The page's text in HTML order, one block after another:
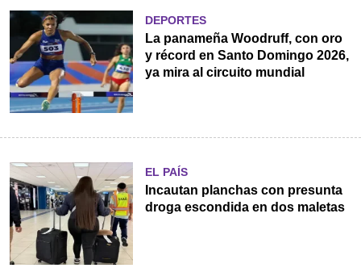
DEPORTES
La panameña Woodruff, con oro
y récord en Santo Domingo 2026,
ya mira al circuito mundial
EL PAÍS
Incautan planchas con presunta
droga escondida en dos maletas